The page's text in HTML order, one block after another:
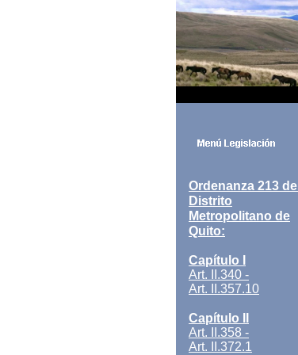
Ordenanza 213 del
Distrito
Metropolitano de
Quito:
Capítulo I
Art. II.340 -
Art. II.357.10
Capítulo II
Art. II.358 -
Art. II.372.1